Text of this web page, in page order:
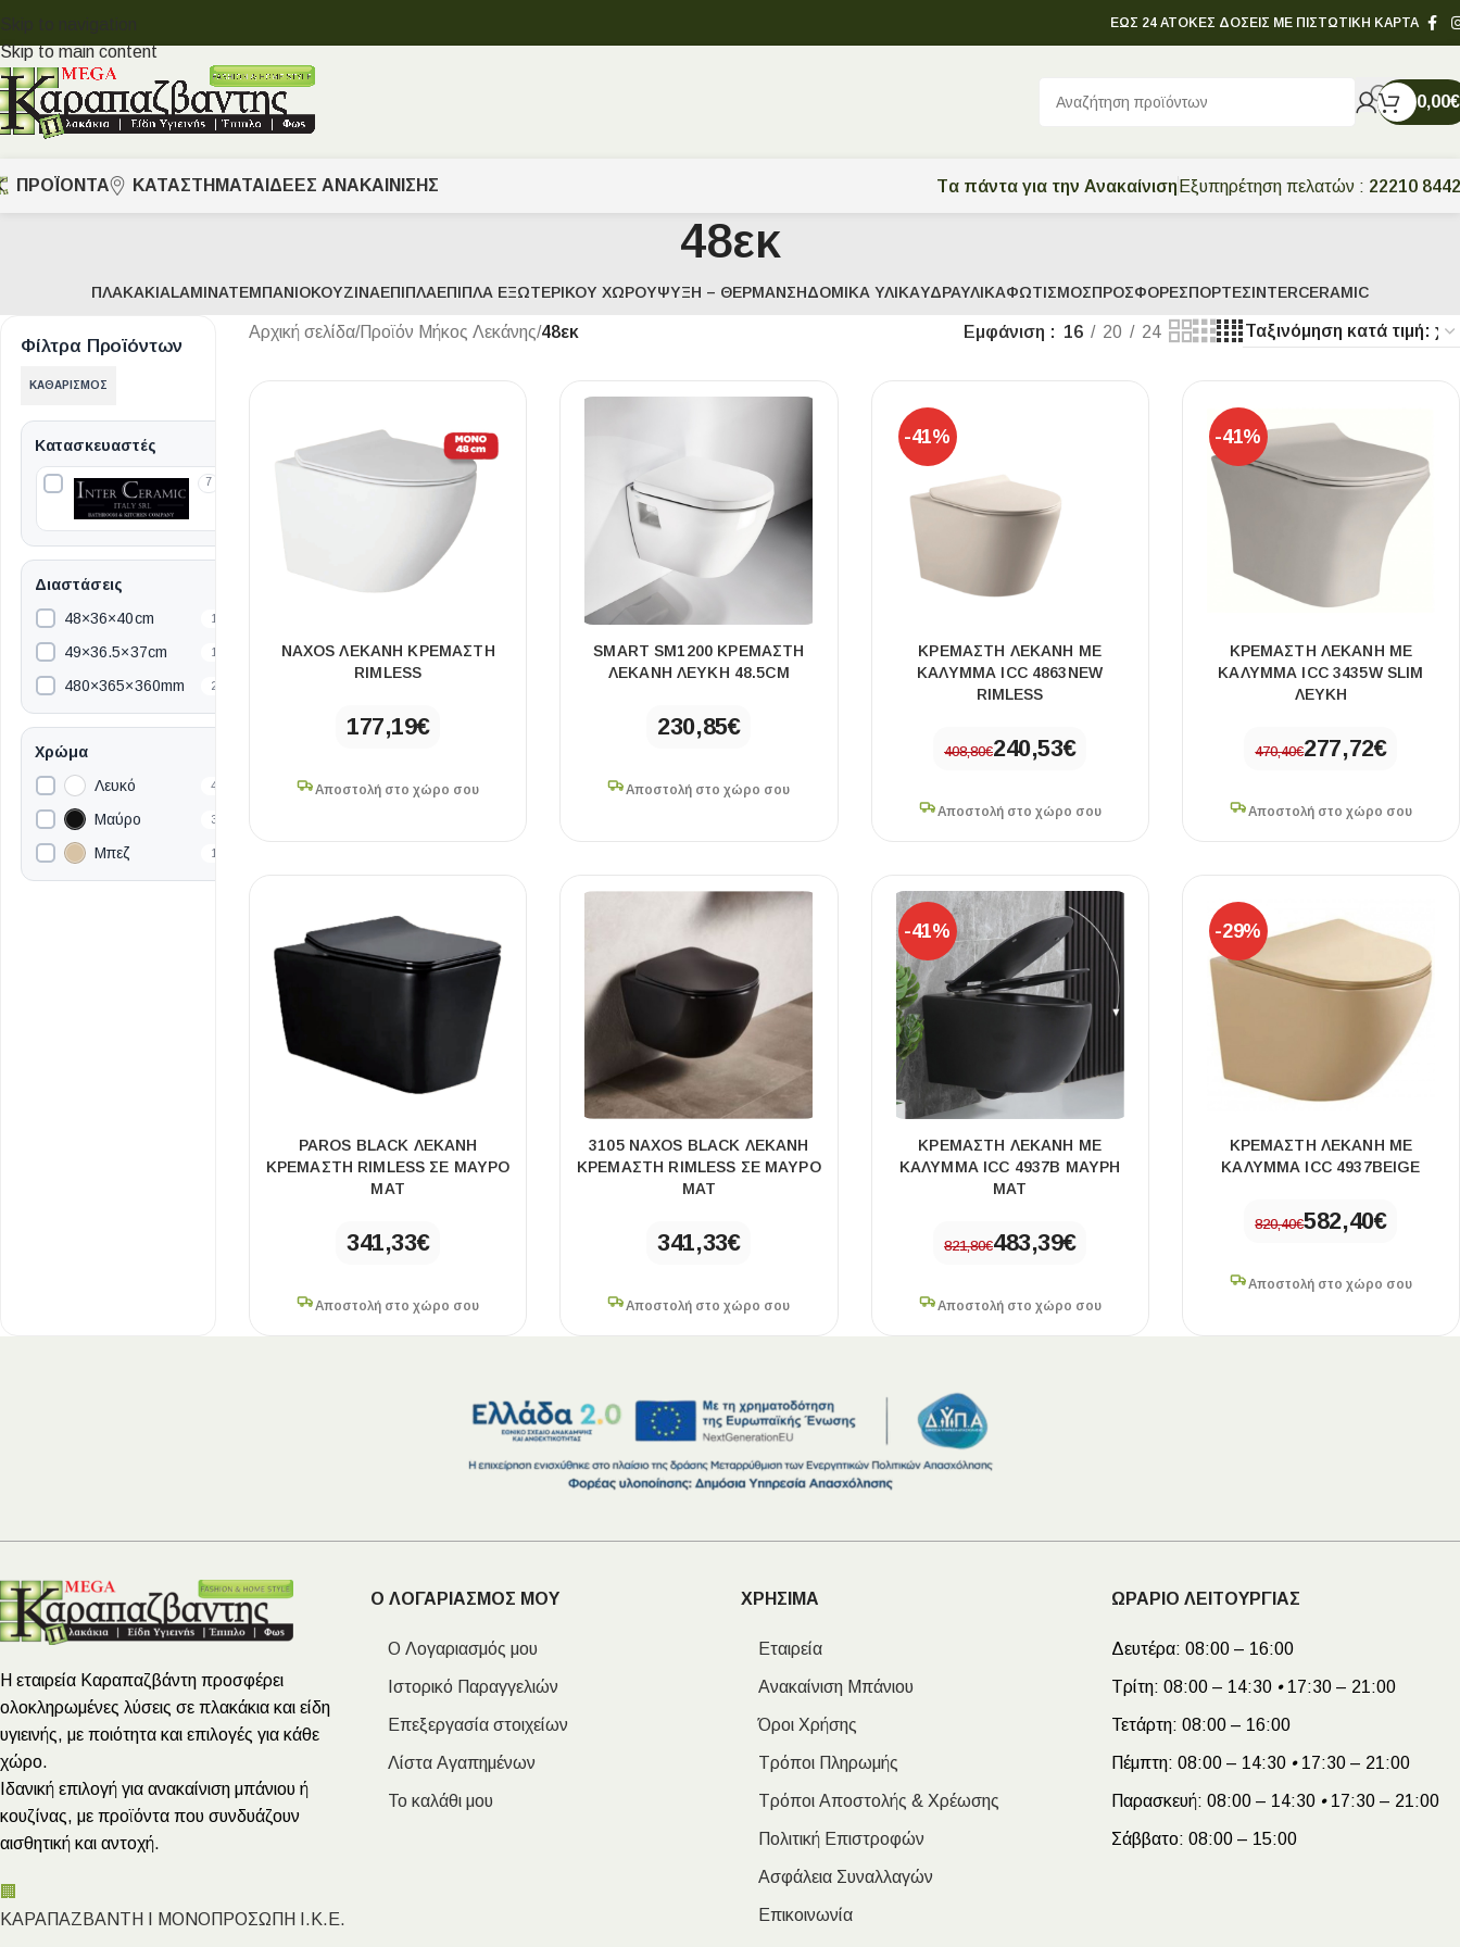
Skip to navigation
Skip to main content
ΕΩΣ 24 ΑΤΟΚΕΣ ΔΟΣΕΙΣ ΜΕ ΠΙΣΤΩΤΙΚΗ ΚΑΡΤΑ
0,00€
ΠΡΟΪΟΝΤΑ
Ξύλο
Οδηγός Αγοράς Πλακιδίων
Υπολογισμός Αποστατών -Κλίπς
ΠΛΑΚΑΚΙ NIGHT LUX MATT 60X120 ΠΡΩΤΗ
Μοντέρνο μαύρο ματ, μαρμάρινο εφέ, ρεκτιφιέ πλακίδιο πορσελάνης
ΚΑΤΑΣΤΗΜΑΤΑ ΙΔΈΕΣ ΑΝΑΚΑΊΝΙΣΗΣ Tα πάντα για την Ανακαίνιση Εξυπηρέτηση πελατών : 22210
48εκ
ΠΛΑΚΆΚΙΑLAMINATEΜΠΆΝΙΟΚΟΥΖΊΝΑΈΠΙΠΛΑΈΠΙΠΛΑ ΕΞΩΤΕΡΙΚΟΎ ΧΏΡΟΥΨΎΞΗ – ΘΈΡΜΑΝΣΗΔΟΜΙΚΆ ΥΛΙΚΆΥΔΡΑΥΛΙΚΆΦΩΤΙΣΜΌΣΠΡΟΣΦΟΡΈΣΠΌΡΤΕΣINTERCERAMIC
Φίλτρα Προϊόντων
ΚΑΘΑΡΙΣΜΌΣ
Κατασκευαστές
7
Χρώμα
Λευκό
4
Μαύρο 3
Μπεζ 1
Διαστάσεις
48×36×40cm
1
49×36.5×37cm 1
480×365×360mm 2
Αρχική σελίδα/Προϊόν Μήκος Λεκάνης/48εκ Εμφάνιση 16 20 24
NAXOS ΛΕΚΑΝΗ ΚΡΕΜΑΣΤΗ
RIMLESS
177,19€
Αποστολή στο χώρο σου
SMART SM1200 ΚΡΕΜΑΣΤΗ
ΛΕΚΑΝΗ ΛΕΥΚΗ 48.5CM
230,85€
Αποστολή στο χώρο σου
-41%
ΚΡΕΜΑΣΤΗ ΛΕΚΑΝΗ ΜΕ
ΚΑΛΥΜΜΑ ICC 4863NEW
RIMLESS
408,80€240,53€
Αποστολή στο χώρο σου
-41%
ΚΡΕΜΑΣΤΗ ΛΕΚΑΝΗ ΜΕ
ΚΑΛΥΜΜΑ ICC 3435W SLIM
ΛΕΥΚΗ
470,40€277,72€
Αποστολή στο χώρο σου
PAROS BLACK ΛΕΚΑΝΗ
ΚΡΕΜΑΣΤΗ RIMLESS ΣΕ ΜΑΥΡΟ
ΜΑΤ
341,33€
Αποστολή στο χώρο σου
3105 NAXOS BLACK ΛΕΚΑΝΗ
ΚΡΕΜΑΣΤΗ RIMLESS ΣΕ ΜΑΥΡΟ
ΜΑΤ
341,33€
Αποστολή στο χώρο σου
-41%
ΚΡΕΜΑΣΤΗ ΛΕΚΑΝΗ ΜΕ
ΚΑΛΥΜΜΑ ICC 4937B ΜΑΥΡΗ
ΜΑΤ
821,80€483,39€
Αποστολή στο χώρο σου
-29%
ΚΡΕΜΑΣΤΗ ΛΕΚΑΝΗ ΜΕ
ΚΑΛΥΜΜΑ ICC 4937BEIGE
820,40€582,40€
Αποστολή στο χώρο σου
Η εταιρεία Καραπαζβάντη προσφέρει
ολοκληρωμένες λύσεις σε πλακάκια και είδη
υγιεινής, με ποιότητα και επιλογές για κάθε
χώρο.
Ιδανική επιλογή για ανακαίνιση μπάνιου ή
κουζίνας, με προϊόντα που συνδυάζουν
αισθητική και αντοχή.
🏢
ΚΑΡΑΠΑΖΒΑΝΤΗ Ι ΜΟΝΟΠΡΟΣΩΠΗ Ι.Κ.Ε.
Ο ΛΟΓΑΡΙΑΣΜΟΣ ΜΟΥ
Ο Λογαριασμός μου
Ιστορικό Παραγγελιών
Επεξεργασία στοιχείων
Λίστα Αγαπημένων
Το καλάθι μου
ΧΡΗΣΙΜΑ
Εταιρεία
Ανακαίνιση Μπάνιου
Όροι Χρήσης
Τρόποι Πληρωμής
Τρόποι Αποστολής & Χρέωσης
Πολιτική Επιστροφών
Ασφάλεια Συναλλαγών
Επικοινωνία
ΩΡΑΡΙΟ ΛΕΙΤΟΥΡΓΙΑΣ
Δευτέρα: 08:00 – 16:00
Τρίτη: 08:00 – 14:30 •17:30 – 21:00
Τετάρτη: 08:00 – 16:00
Πέμπτη: 08:00 – 14:30 •17:30 – 21:00
Παρασκευή: 08:00 – 14:30 •17:30 – 21:00
Σάββατο: 08:00 – 15:00